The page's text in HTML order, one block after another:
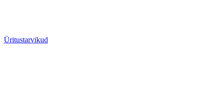
Üritustarvikud